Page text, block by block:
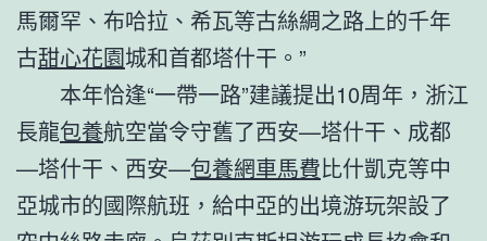
馬爾罕、布哈拉、希瓦等古絲綢之路上的千年
古甜心花園城和首都塔什干。”
本年恰逢“一帶一路”建議提出10周年，浙江
長龍包養航空當令守舊了西安—塔什干、成都
—塔什干、西安—包養網車馬費比什凱克等中
亞城市的國際航班，給中亞的出境游玩架設了